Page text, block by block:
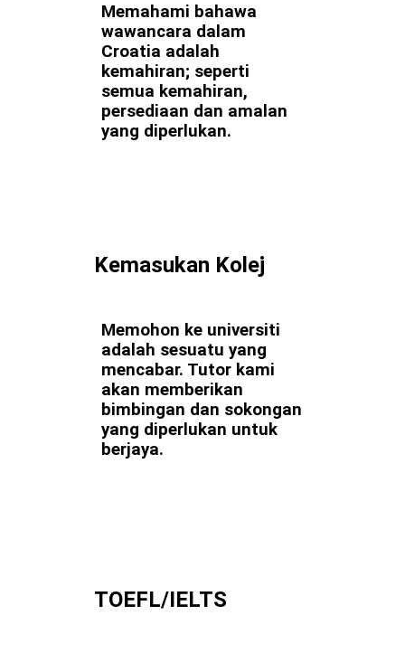
Memahami bahawa
wawancara dalam
Croatia adalah
kemahiran; seperti
semua kemahiran,
persediaan dan amalan
yang diperlukan.
Kemasukan Kolej
Memohon ke universiti
adalah sesuatu yang
mencabar. Tutor kami
akan memberikan
bimbingan dan sokongan
yang diperlukan untuk
berjaya.
TOEFL/IELTS